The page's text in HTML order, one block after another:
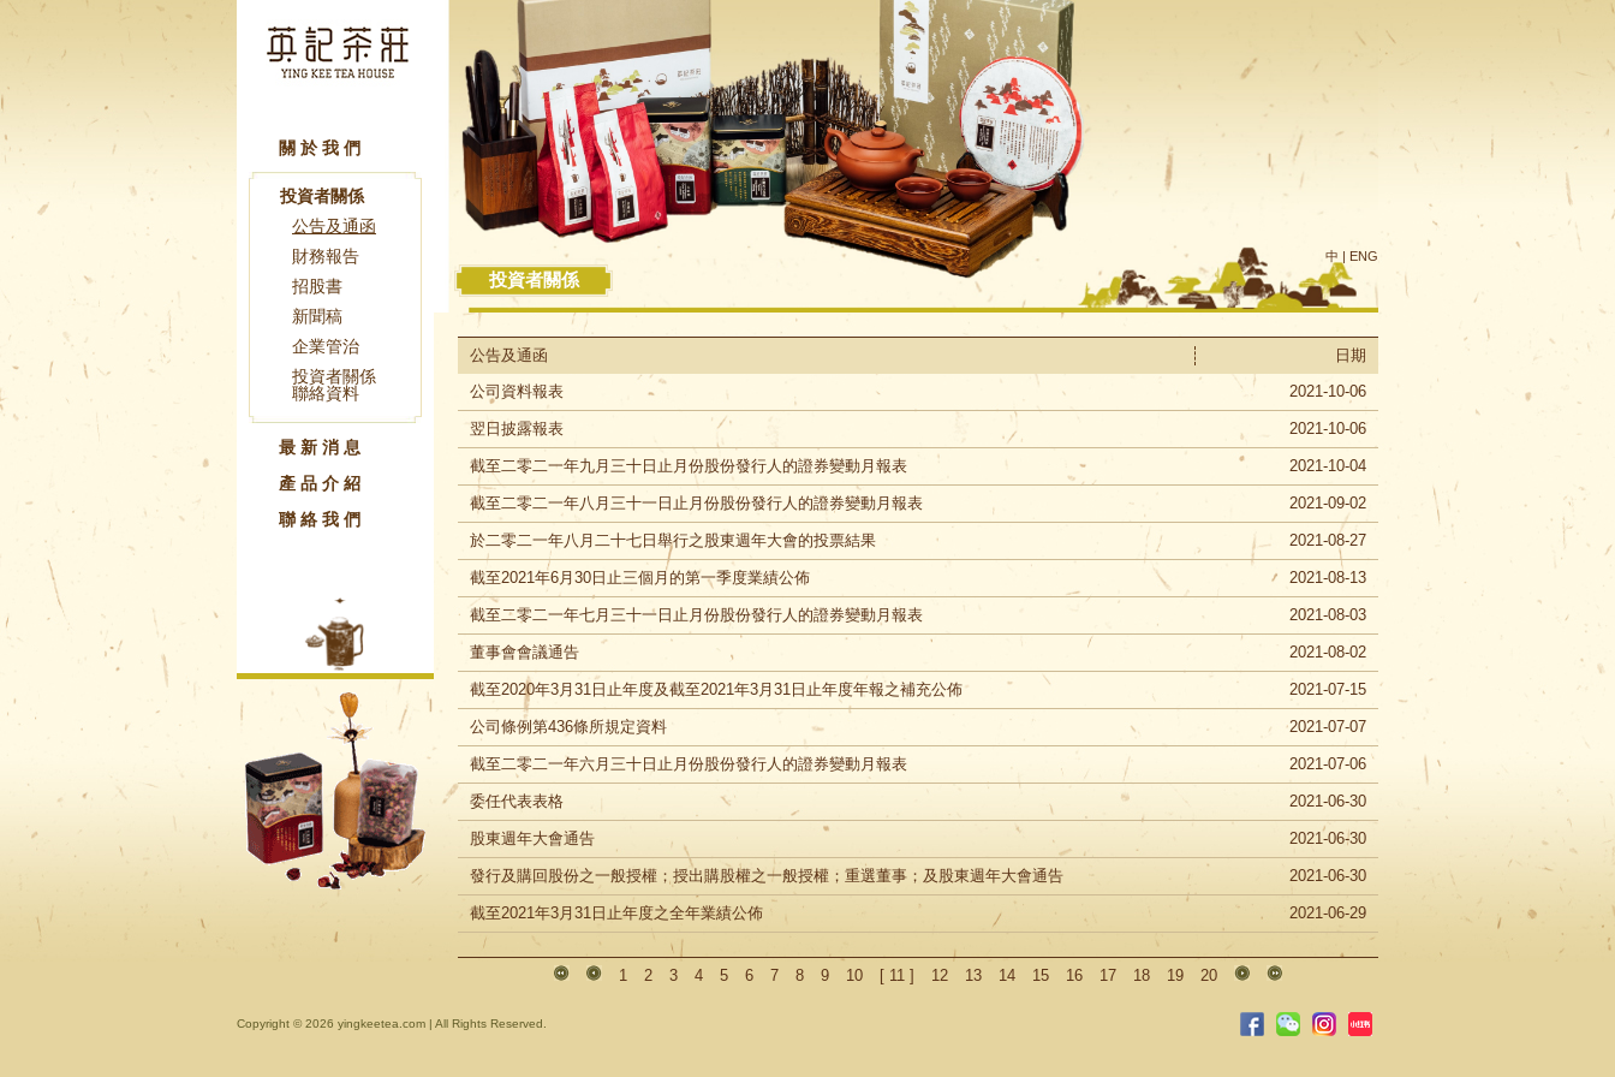
中 | ENG
關於我們
投資者關係
公告及通函
財務報告
招股書
新聞稿
企業管治
投資者關係
聯絡資料
最新消息
產品介紹
聯絡我們
投資者關係
公告及通函
日期
公司資料報表
2021-10-06
翌日披露報表 2021-10-06
截至二零二一年九月三十日止月份股份發行人的證券變動月報表 2021-10-04
截至二零二一年八月三十一日止月份股份發行人的證券變動月報表 2021-09-02
於二零二一年八月二十七日舉行之股東週年大會的投票結果 2021-08-27
截至2021年6月30日止三個月的第一季度業績公佈 2021-08-13
截至二零二一年七月三十一日止月份股份發行人的證券變動月報表 2021-08-03
董事會會議通告 2021-08-02
截至2020年3月31日止年度及截至2021年3月31日止年度年報之補充公佈 2021-07-15
公司條例第436條所規定資料 2021-07-07
截至二零二一年六月三十日止月份股份發行人的證券變動月報表 2021-07-06
委任代表表格 2021-06-30
股東週年大會通告 2021-06-30
發行及購回股份之一般授權；授出購股權之一般授權；重選董事；及股東週年大會通告 2021-06-30
截至2021年3月31日止年度之全年業績公佈 2021-06-29
1 2 3 4 5 6 7 8 9 10 [ 11 ] 12 13 14 15 16 17 18 19 20
Copyright ©2026 yingkeetea.com | All Rights Reserved.